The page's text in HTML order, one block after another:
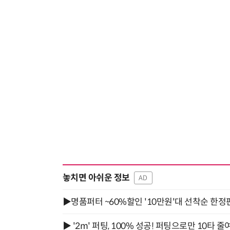
놓치면 아쉬운 정보 AD
▶명품퍼터 ~60%할인 '10만원'대 선착순 한정
▶ '2m' 퍼팅, 100% 성공! 퍼팅으로만 10타 줄